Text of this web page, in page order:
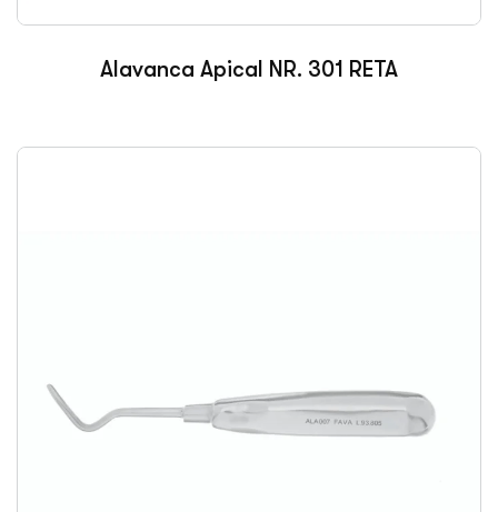
Alavanca Apical NR. 301 RETA